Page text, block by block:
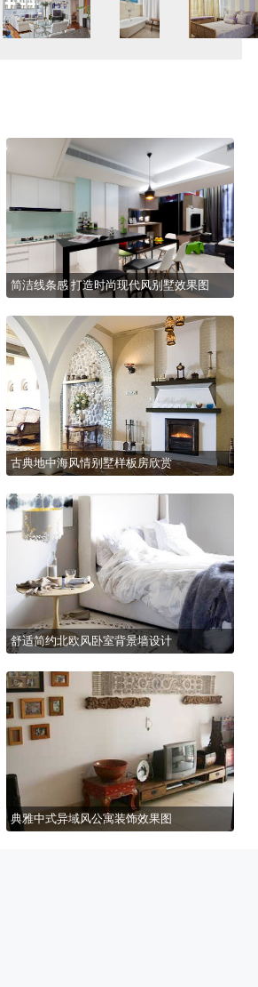
简洁线条感 打造时尚现代风别墅效果图
古典地中海风情别墅样板房欣赏
舒适简约北欧风卧室背景墙设计
典雅中式异域风公寓装饰效果图